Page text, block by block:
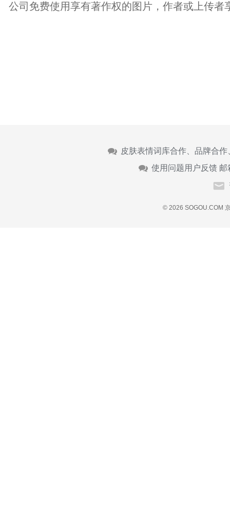
公司免费使用享有著作权的图片，作者或上传者
皮肤表情词库合作、品牌合
使用问题用户反馈 邮
© 2026 SOGOU.COM